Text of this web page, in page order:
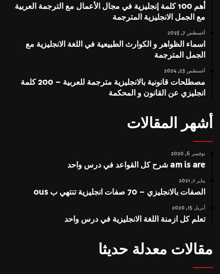
أهم 100 كلمة إنجليزية في مجال الأعمال مع الترجمة العربية
مع الجمل الانجليزية المترجمة
أغسطس 7, 2025
اسماء الظواهر و الكوارث الطبيعية في اللغة الانجليزية مع
الجمل المترجمة
أغسطس 23, 2024
مصطلحات قانونية بالانجليزية مترجمة للعربية – 200 كلمة
انجليزي عن القانون و المحكمة
أشهر المقالات
نوفمبر 6, 2020
am is are شرح كل القواعد في درس واحد
يناير 1, 2021
الصفات بالانجليزي – 70 صفات انجليزية تنتهي ب ous
أبريل 15, 2020
تعلم كل ازمنة اللغة الانجليزية في درس واحد
مقالات معدلة حديثا